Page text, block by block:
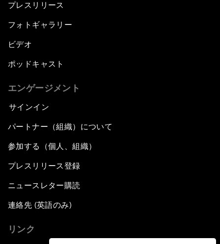
プレスリリース
フォトギャラリー
ビデオ
ポッドキャスト
エンゲージメント
サインイン
パートナー（組織）について
参加する（個人、組織）
プレスリリース登録
ニュースレター購読
連絡先 (英語のみ)
リンク